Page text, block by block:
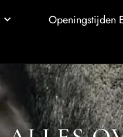
Openingstijden